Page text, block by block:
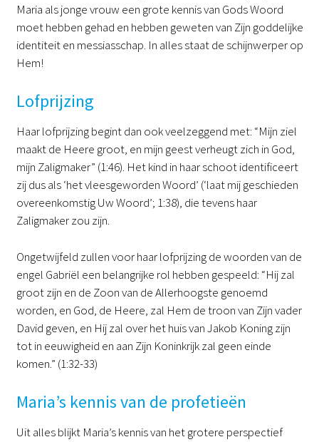
Maria als jonge vrouw een grote kennis van Gods Woord
moet hebben gehad en hebben geweten van Zijn goddelijke
identiteit en messiasschap. In alles staat de schijnwerper op
Hem!
Lofprijzing
Haar lofprijzing begint dan ook veelzeggend met: “Mijn ziel
maakt de Heere groot, en mijn geest verheugt zich in God,
mijn Zaligmaker” (1:46). Het kind in haar schoot identificeert
zij dus als ‘het vleesgeworden Woord’ (‘laat mij geschieden
overeenkomstig Uw Woord’; 1:38), die tevens haar
Zaligmaker zou zijn.
Ongetwijfeld zullen voor haar lofprijzing de woorden van de
engel Gabriël een belangrijke rol hebben gespeeld: “Hij zal
groot zijn en de Zoon van de Allerhoogste genoemd
worden, en God, de Heere, zal Hem de troon van Zijn vader
David geven, en Hij zal over het huis van Jakob Koning zijn
tot in eeuwigheid en aan Zijn Koninkrijk zal geen einde
komen.” (1:32-33)
Maria’s kennis van de profetieën
Uit alles blijkt Maria’s kennis van het grotere perspectief